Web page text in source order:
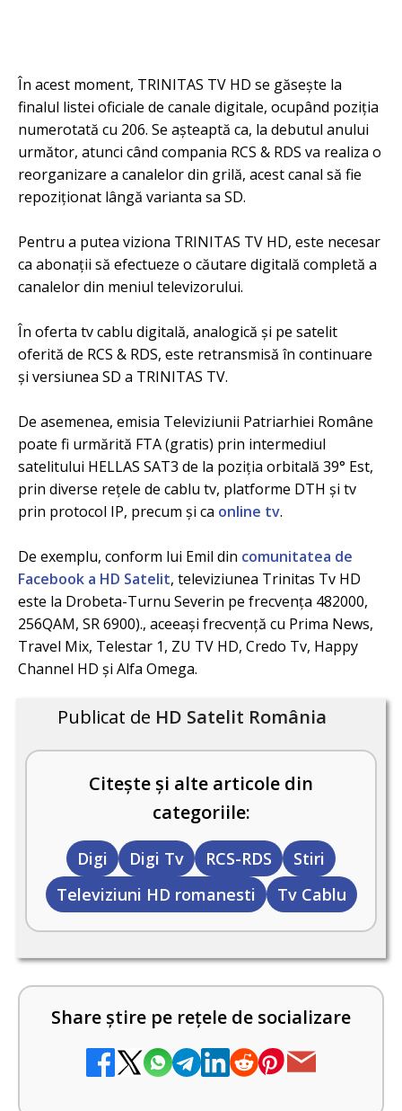
În acest moment, TRINITAS TV HD se găsește la
finalul listei oficiale de canale digitale, ocupând poziția
numerotată cu 206. Se așteaptă ca, la debutul anului
următor, atunci când compania RCS & RDS va realiza o
reorganizare a canalelor din grilă, acest canal să fie
repoziționat lângă varianta sa SD.
Pentru a putea viziona TRINITAS TV HD, este necesar
ca abonații să efectueze o căutare digitală completă a
canalelor din meniul televizorului.
În oferta tv cablu digitală, analogică și pe satelit
oferită de RCS & RDS, este retransmisă în continuare
și versiunea SD a TRINITAS TV.
De asemenea, emisia Televiziunii Patriarhiei Române
poate fi urmărită FTA (gratis) prin intermediul
satelitului HELLAS SAT3 de la poziția orbitală 39° Est,
prin diverse rețele de cablu tv, platforme DTH și tv
prin protocol IP, precum și ca online tv.
De exemplu, conform lui Emil din comunitatea de
Facebook a HD Satelit, televiziunea Trinitas Tv HD
este la Drobeta-Turnu Severin pe frecvența 482000,
256QAM, SR 6900)., aceeași frecvență cu Prima News,
Travel Mix, Telestar 1, ZU TV HD, Credo Tv, Happy
Channel HD și Alfa Omega.
Publicat de HD Satelit România
Citește și alte articole din
categoriile:
Digi Digi Tv RCS-RDS
Stiri
Televiziuni HD romanesti
Tv Cablu
Share știre pe rețele de socializare